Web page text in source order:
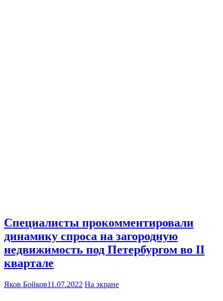
Специалисты прокомментировали
динамику спроса на загородную
недвижимость под Петербургом во II
квартале
Яков Бойков11.07.2022 На экране